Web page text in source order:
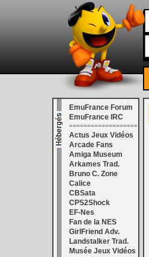
EmuFrance Forum
EmuFrance IRC
===================
Actus Jeux Vidéos
Arcade Fans
Amiga Museum
Arkames Trad.
Bruno C. Zone
Calice
CBSata
CPS2Shock
EF-Nes
Fan de la NES
GirlFriend Adv.
Landstalker Trad.
Musée Jeux Vidéos